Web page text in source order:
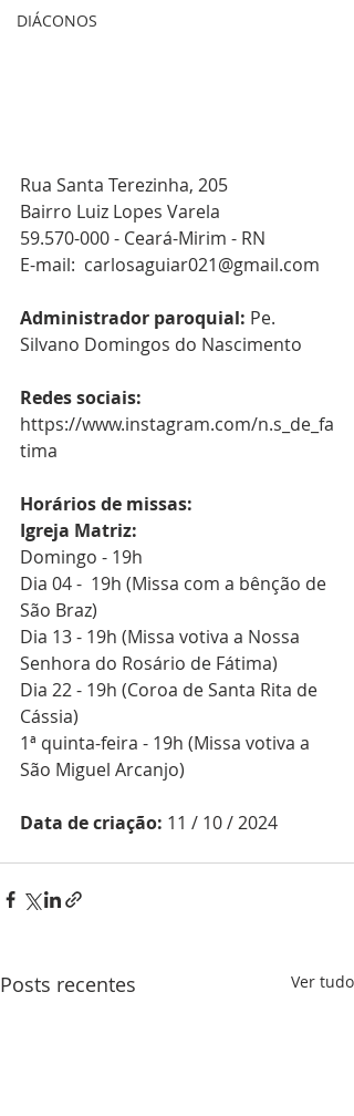
DIÁCONOS
Rua Santa Terezinha, 205
Bairro Luiz Lopes Varela
59.570-000 - Ceará-Mirim - RN
E-mail:  carlosaguiar021@gmail.com
Administrador paroquial: Pe.
Silvano Domingos do Nascimento
Redes sociais:
https://www.instagram.com/n.s_de_fa
tima
Horários de missas:
Igreja Matriz:
Domingo - 19h
Dia 04 -  19h (Missa com a bênção de
São Braz)
Dia 13 - 19h (Missa votiva a Nossa
Senhora do Rosário de Fátima)
Dia 22 - 19h (Coroa de Santa Rita de
Cássia)
1ª quinta-feira - 19h (Missa votiva a
São Miguel Arcanjo)
Data de criação: 11 / 10 / 2024
Posts recentes Ver tudo